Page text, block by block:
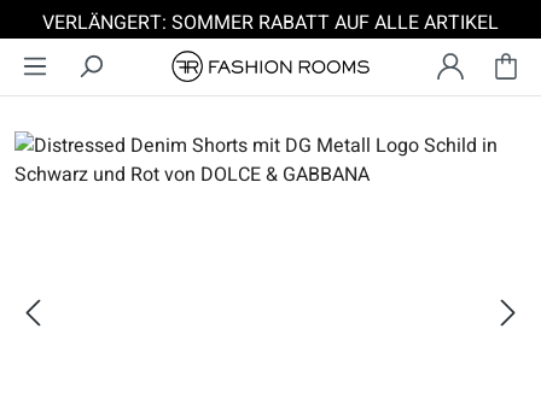
Zum Hauptinhalt springen
VERLÄNGERT: SOMMER RABATT AUF ALLE ARTIKEL
Bildergalerie überspringen